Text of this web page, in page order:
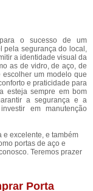
o sucesso de um
pela segurança do local,
a identidade visual da
as de vidro, de aço, de
um modelo que
e praticidade para
esteja sempre em bom
a segurança e a
em manutenção
e excelente, e também
portas de aço e
Teremos prazer
Porta